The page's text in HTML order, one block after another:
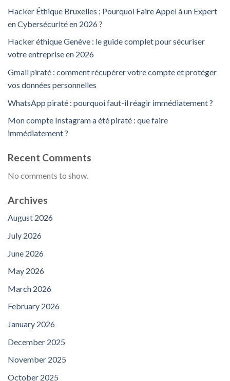
Hacker Éthique Bruxelles : Pourquoi Faire Appel à un Expert
en Cybersécurité en 2026 ?
Hacker éthique Genève : le guide complet pour sécuriser
votre entreprise en 2026
Gmail piraté : comment récupérer votre compte et protéger
vos données personnelles
WhatsApp piraté : pourquoi faut-il réagir immédiatement ?
Mon compte Instagram a été piraté : que faire
immédiatement ?
Recent Comments
No comments to show.
Archives
August 2026
July 2026
June 2026
May 2026
March 2026
February 2026
January 2026
December 2025
November 2025
October 2025